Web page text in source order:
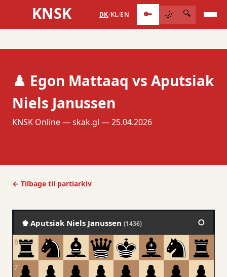
KNSK DK/KL/EN 🔑 🌙 🔍
♟️ Egon Mattaaq vs Aputsiak
Niels Janussen
KNSK Online — skak.gl — 25.04.2026
← Tilbage til partiarkiv
♚ Aputsiak Niels Janussen (1436) ○